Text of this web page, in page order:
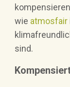
wie atmosfair
sind.